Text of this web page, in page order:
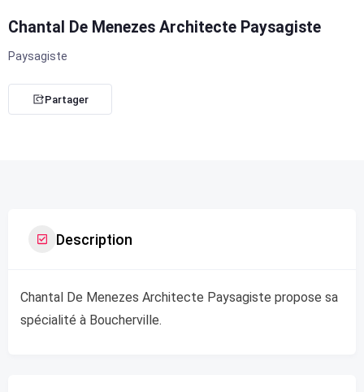
Chantal De Menezes Architecte Paysagiste
Paysagiste
Partager
Description
Chantal De Menezes Architecte Paysagiste propose sa
spécialité à Boucherville.